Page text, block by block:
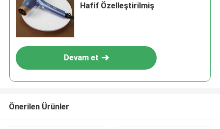
Hafif Özelleştirilmiş
Devam et
Önerilen Ürünler